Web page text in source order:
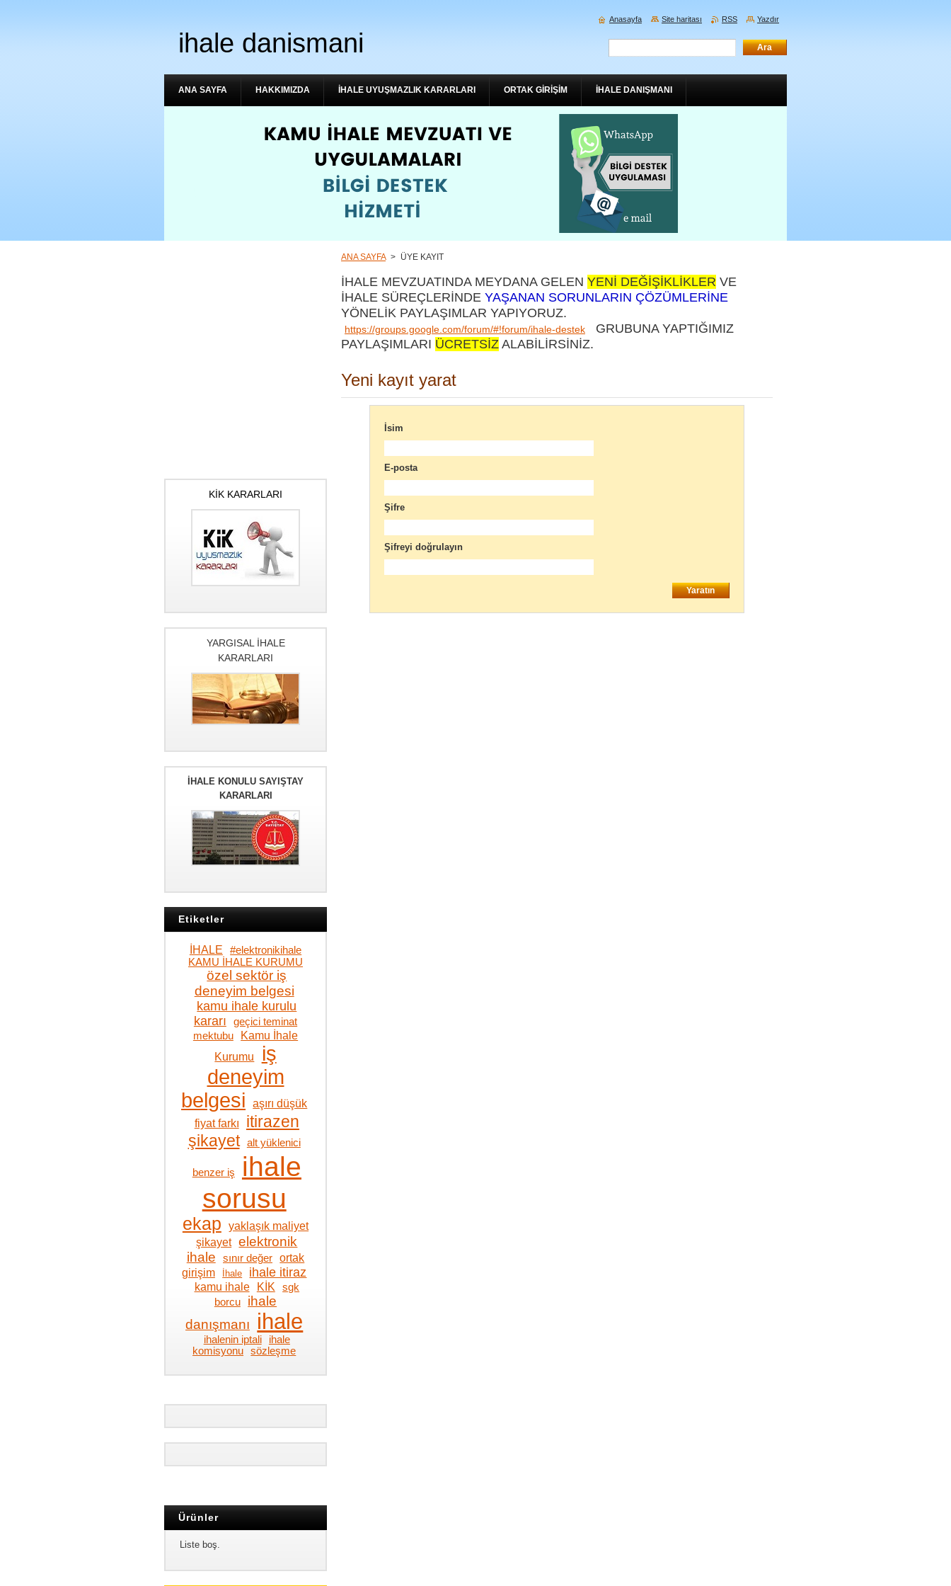
ihale danismani
ANA SAYFA > ÜYE KAYIT
İHALE MEVZUATINDA MEYDANA GELEN YENİ DEĞİŞİKLİKLER VE
İHALE SÜREÇLERİNDE YAŞANAN SORUNLARIN ÇÖZÜMLERİNE
YÖNELİK PAYLAŞIMLAR YAPIYORUZ.
https://groups.google.com/forum/#!forum/ihale-destek
GRUBUNA YAPTIĞIMIZ
PAYLAŞIMLARI ÜCRETSİZ ALABİLİRSİNİZ.
Yeni kayıt yarat
İsim
E-posta
Şifre
Şifreyi doğrulayın
KİK KARARLARI
YARGISAL İHALE
KARARLARI
İHALE KONULU SAYIŞTAY
KARARLARI
Etiketler
İHALE
#elektronikihale
KAMU İHALE KURUMU
özel sektör iş
deneyim belgesi
kamu ihale kurulu
kararı
geçici teminat
mektubu
Kamu İhale
Kurumu
iş
deneyim
belgesi
aşırı düşük
fiyat farkı
itirazen
şikayet
alt yüklenici
benzer iş
ihale
sorusu
ekap
yaklaşık maliyet
şikayet elektronik
ihale
sınır değer
ortak
girişim
İhale ihale itiraz
kamu ihale KİK
sgk
borcu
ihale
danışmanı
ihale
ihalenin iptali
ihale
komisyonu
sözleşme
Ürünler
Liste boş.
ANA SAYFA HAKKIMIZDA İHALE UYUŞMAZLIK KARARLARI ORTAK GİRİŞİM İHALE DANIŞMANI
Anasayfa Site haritası RSS Yazdır